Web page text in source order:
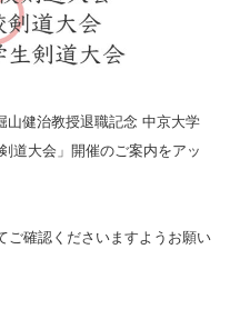
山健治教授退職記念 中京大学
道大会」開催のご案内をアッ
ご確認くださいますようお願い